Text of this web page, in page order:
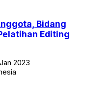
Bidang
Editing
2023